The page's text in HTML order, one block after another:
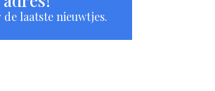
laatste nieuwtjes.